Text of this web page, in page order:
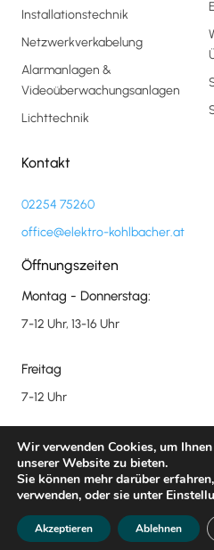
Installationstechnik
Netzwerkverkabelung
Alarmanlagen &
Videoüberwachungsanlagen
Lichttechnik
Kontakt
02254 75260
office@elektro-kohlbacher.at
Öffnungszeiten
Montag - Donnerstag:
7-12 Uhr, 13-16 Uhr
Freitag
7-12 Uhr
Impressum&Datenschutz
© 2026 Elektro Kohlbacher
vorbehalten.
Wir verwenden Cookies, um
unserer Website zu bieten.
Sie können mehr darüber
verwenden, oder sie unter
Akzeptieren Ablehnen